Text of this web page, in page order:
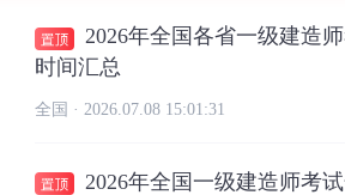
2026年全国各省一级建造
时间汇总
全国 · 2026.07.08 15:01:31
2026年全国一级建造师考